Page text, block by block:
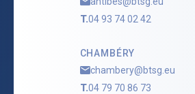
T.04 93 74 02 42
CHAMBÉRY
chambery@btsg.eu
T.04 79 70 86 73